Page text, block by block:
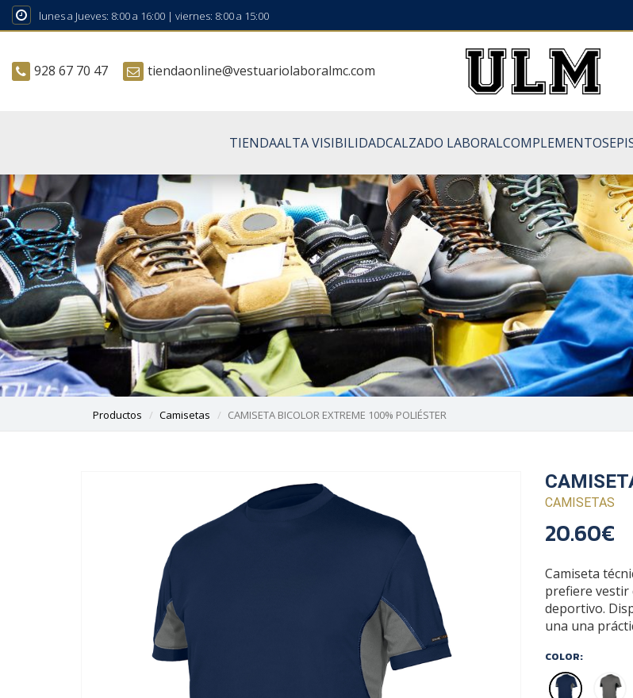
lunes a Jueves: 8:00 a 16:00 | viernes: 8:00 a 15:00
928 67 70 47 tiendaonline@vestuariolaboralmc.com
TIENDAALTA VISIBILIDADCALZADO LABORALCOMPLEMENTOS
Productos Camisetas CAMISETA BICOLOR EXTREME 100% POLIÉSTER
CAMISETAS
20.60€
Camiseta
prefiere vestir
deportivo.
una una
COLOR: